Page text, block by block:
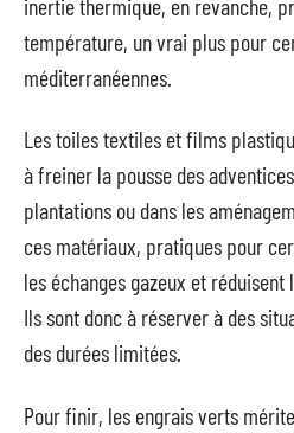
température, un vrai plus pour
méditerranéennes.
Les toiles textiles et films
à freiner la pousse des
plantations ou dans les
ces matériaux, pratiques pour
les échanges gazeux et réduisent
Ils sont donc à réserver à des
des durées limitées.
Pour finir, les engrais verts